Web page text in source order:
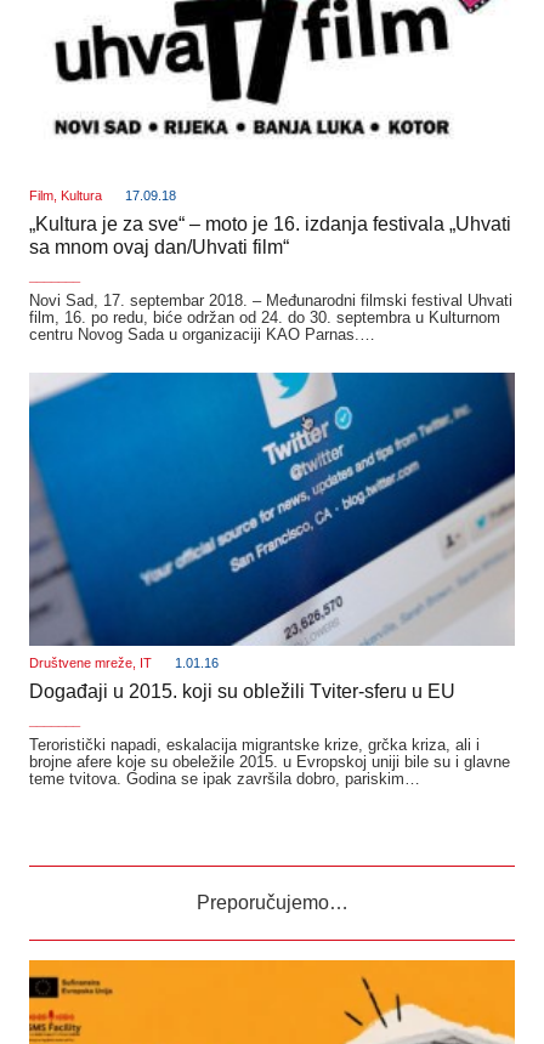
Film Kultura 17.09.18
„Kultura je za sve“ – moto je 16. izdanja festivala „Uhvati
sa mnom ovaj dan/Uhvati film“
Novi Sad, 17. septembar 2018. – Međunarodni filmski festival Uhvati
film, 16. po redu, biće održan od 24. do 30. septembra u Kulturnom
centru Novog Sada u organizaciji KAO Parnas.…
Društvene mreže IT 1.01.16
Događaji u 2015. koji su obležili Tviter-sferu u EU
Teroristički napadi, eskalacija migrantske krize, grčka kriza, ali i
brojne afere koje su obeležile 2015. u Evropskoj uniji bile su i glavne
teme tvitova. Godina se ipak završila dobro, pariskim…
Preporučujemo…